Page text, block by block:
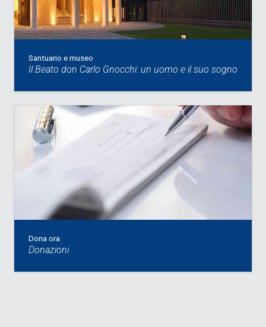
Santuario e museo
Il Beato don Carlo Gnocchi: un uomo e il suo sogno
Dona ora
Donazioni